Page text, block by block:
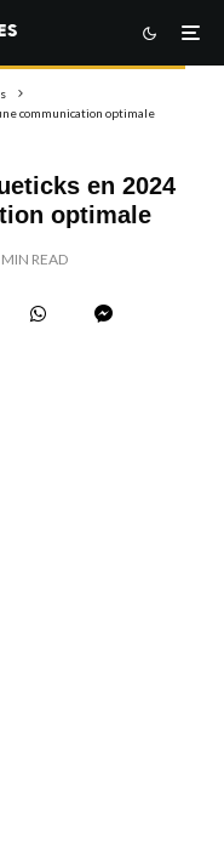
communication optimale
en 2024
optimale
READ